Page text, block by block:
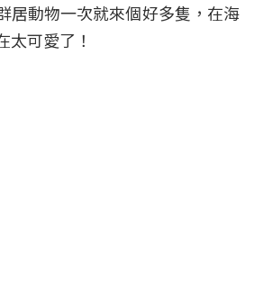
居動物一次就來個好多隻，在海
太可愛了！